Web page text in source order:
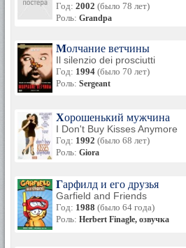
Год: 2002 (было 78 лет)
Роль: Grandpa
Молчание ветчины
Il silenzio dei prosciutti
Год: 1994 (было 70 лет)
Роль: Sergeant
Хорошенький мужчина
I Don't Buy Kisses Anymore
Год: 1992 (было 68 лет)
Роль: Giora
Гарфилд и его друзья
Garfield and Friends
Год: 1988 (было 64 года)
Роль: Herbert Finagle, озвучка